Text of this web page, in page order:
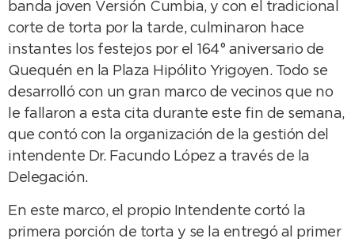
banda joven Versión Cumbia, y con el tradicional
corte de torta por la tarde, culminaron hace
instantes los festejos por el 164° aniversario de
Quequén en la Plaza Hipólito Yrigoyen. Todo se
desarrolló con un gran marco de vecinos que no
le fallaron a esta cita durante este fin de semana,
que contó con la organización de la gestión del
intendente Dr. Facundo López a través de la
Delegación.
En este marco, el propio Intendente cortó la
primera porción de torta y se la entregó al primer